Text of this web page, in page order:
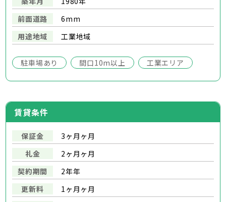
前面道路
6mm
用途地域
工業地域
駐車場あり 間口10m以上 工業エリア
賃貸条件
保証金
3ヶ月ヶ月
礼金
2ヶ月ヶ月
契約期間
2年年
更新料
1ヶ月ヶ月